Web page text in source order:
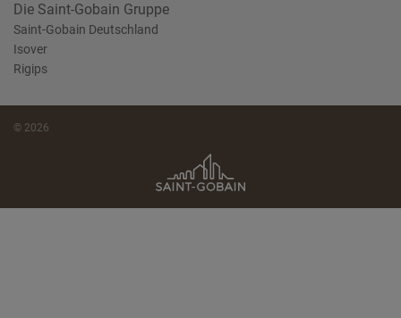
Die Saint-Gobain Gruppe
Saint-Gobain Deutschland
Isover
Rigips
© 2026